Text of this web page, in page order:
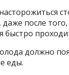
даже после
быстро
должно
еды.